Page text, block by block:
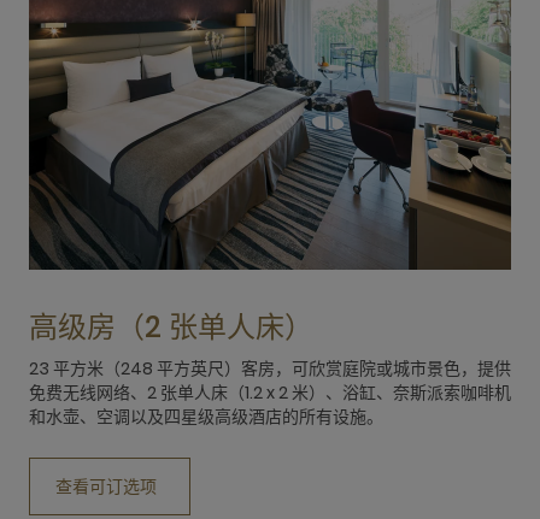
高级房（2 张单人床）
23 平方米（248 平方英尺）客房，可欣赏庭院或城市景色，提供
免费无线网络、2 张单人床（1.2 x 2 米）、浴缸、奈斯派索咖啡机
和水壶、空调以及四星级高级酒店的所有设施。
查看可订选项